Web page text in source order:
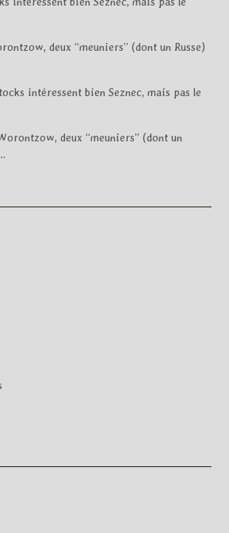
deux “meuniers” (dont un Russe)
intéressent bien Seznec, mais pas le
deux “meuniers” (dont un